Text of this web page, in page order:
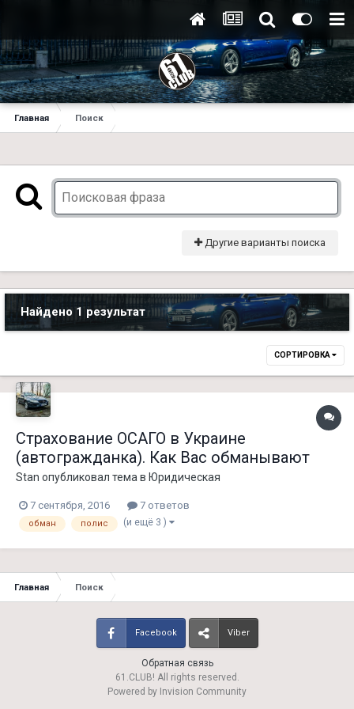
Главная Поиск
Другие варианты поиска
Найдено 1 результат
СОРТИРОВКА
Страхование ОСАГО в Украине
(автогражданка). Как Вас обманывают
Stan опубликовал тема в Юридическая
7 сентября, 2016 7 ответов
обман полис (и ещё 3 )
Главная Поиск
Обратная связь
Facebook Viber
61.CLUB! All rights reserved.
Powered by Invision Community